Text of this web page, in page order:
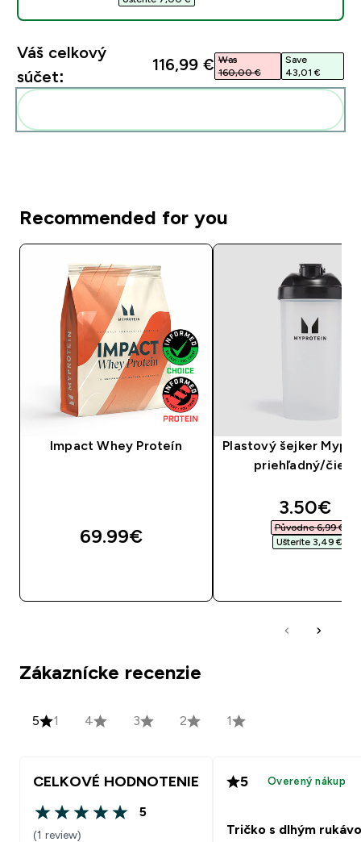
Váš celkový
súčet:
116,99 €‎ Was
160,00 €‎
Save
43,01 €‎
Recommended for you
Impact Whey Proteín
69.99€‎
Plastový šejker
priehľadný/
3.50€‎
Původne 6,99 €‎
Ušteríte 3,49 €‎
Zákaznícke recenzie
5 1 4 3 2 1
CELKOVÉ HODNOTENIE
5 out of 5 stars
5
(1 review)
5 Overený nákup
Tričko s dlhým